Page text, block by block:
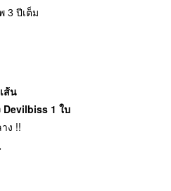
3 ปีเต็ม
ส้น
Devilbiss 1 ใบ
ง !!